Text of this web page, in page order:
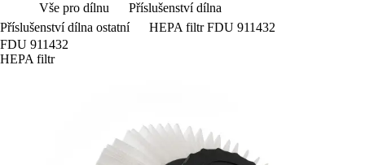
Vše pro dílnu
Příslušenství dílna
Příslušenství dílna ostatní
HEPA filtr FDU 911432
FDU 911432
HEPA filtr